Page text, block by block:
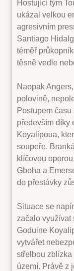
Hostující tým
ukázal velkou
agresivním
Santiago
téměř
těsně vedle
Naopak
polovině,
Postupem
především díky
Koyalipoua,
soupeře.
klíčovou
Gboha a
do přestávky
Situace se
začalo využívat
Goduine
vytvářet
střelbou
území. Právě z